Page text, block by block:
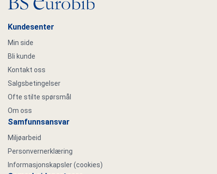
Kundesenter
Min side
Bli kunde
Kontakt oss
Salgsbetingelser
Ofte stilte spørsmål
Om oss
Samfunnsansvar
Miljøarbeid
Personvernerklæring
Informasjonskapsler (cookies)